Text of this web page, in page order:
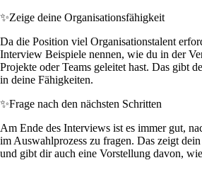
✨Zeige deine Organisationsfähigkeit
Da die Position viel Organisationstalent
Interview Beispiele nennen, wie du in der
Projekte oder Teams geleitet hast. Das gibt
in deine Fähigkeiten.
✨Frage nach den nächsten Schritten
Am Ende des Interviews ist es immer gut,
im Auswahlprozess zu fragen. Das zeigt
und gibt dir auch eine Vorstellung davon,